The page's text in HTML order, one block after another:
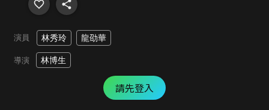
演員 林秀玲 龍劭華
導演 林博生
請先登入